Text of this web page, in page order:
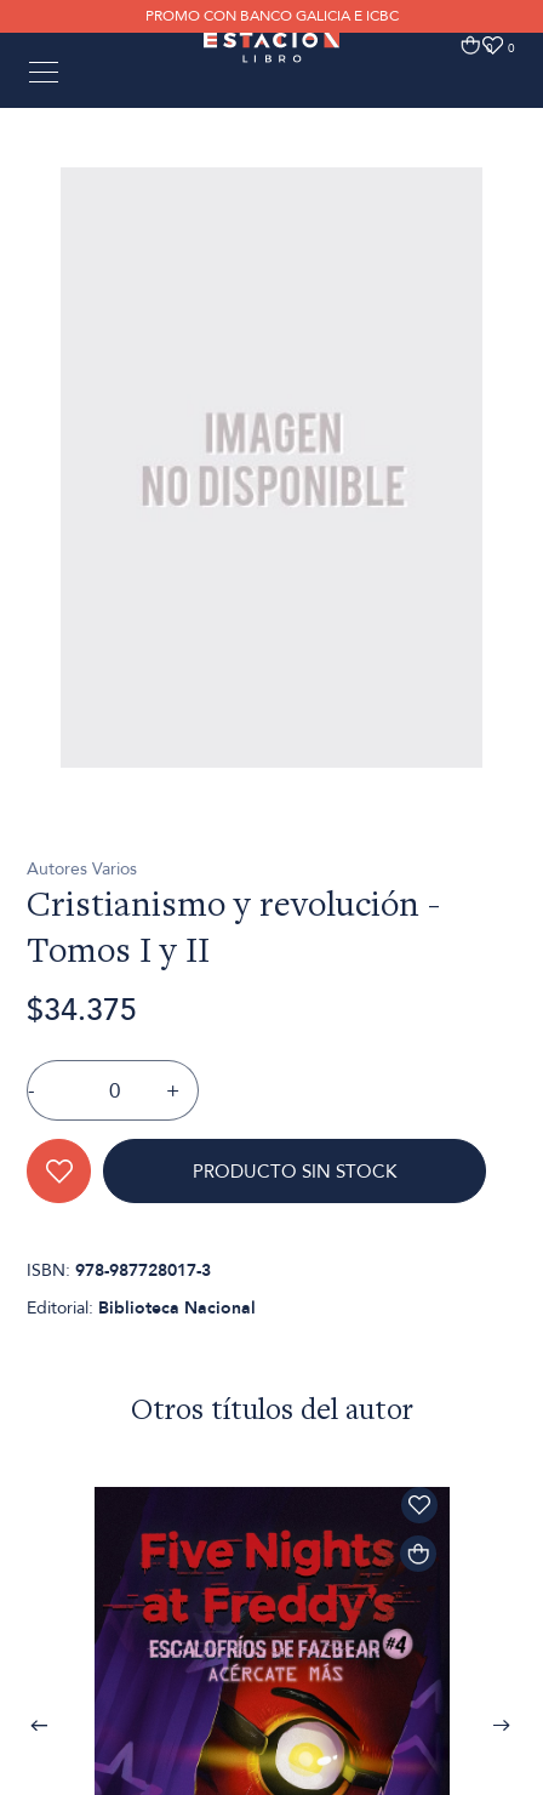
PROMO CON BANCO GALICIA E ICBC
0 0
Autores Varios
Cristianismo y revolución -
Tomos I y II
$34.375
- +
PRODUCTO SIN STOCK
ISBN:978-987728017-3
Editorial: Biblioteca Nacional
Otros títulos del autor